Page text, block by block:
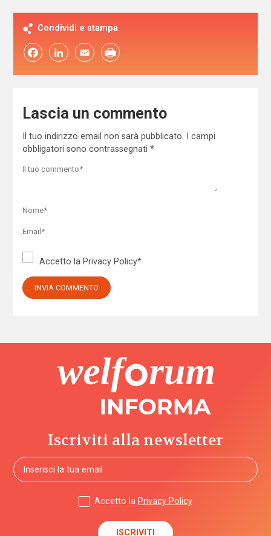
Condividi e stampa
FacebookLinkedIn Email
Lascia un commento
Il tuo indirizzo email non sarà pubblicato.
I campi
obbligatori sono contrassegnati *
Accetto la Privacy Policy*
Iscriviti alla newsletter
Accetto la Privacy Policy